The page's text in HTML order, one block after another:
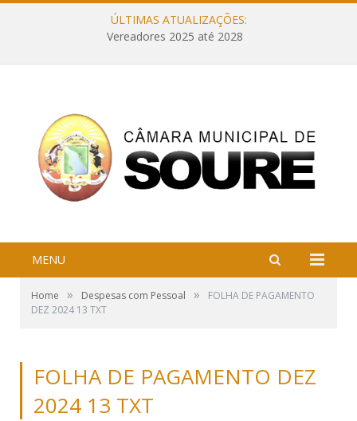
ÚLTIMAS ATUALIZAÇÕES:
Vereadores 2025 até 2028
MENU
Home » Despesas com Pessoal »
FOLHA DE PAGAMENTO
DEZ 2024 13 TXT
FOLHA DE PAGAMENTO DEZ
2024 13 TXT